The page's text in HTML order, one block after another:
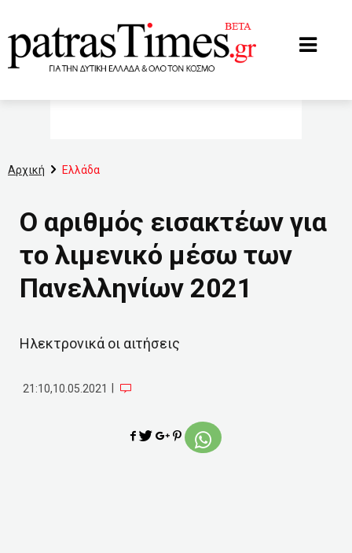
Αρχική Ελλάδα
Ο αριθμός εισακτέων για
το λιμενικό μέσω των
Πανελληνίων 2021
Ηλεκτρονικά οι αιτήσεις
21:10,10.05.2021